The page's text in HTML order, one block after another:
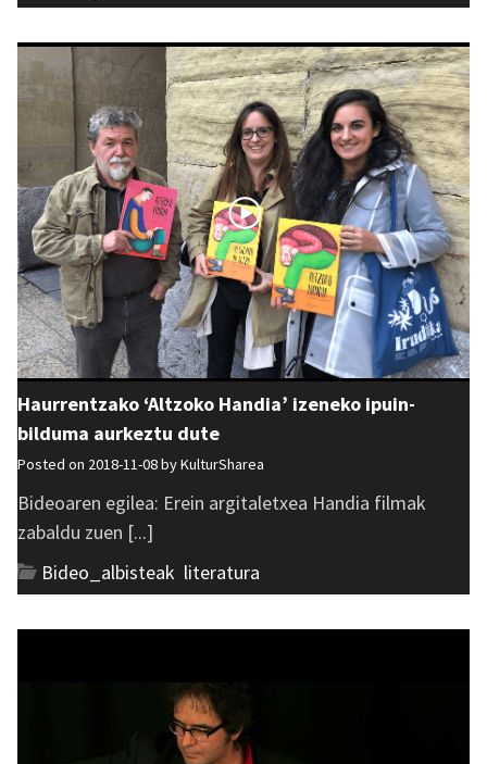
Haurrentzako ‘Altzoko Handia’ izeneko ipuin-
bilduma aurkeztu dute
Posted on 2018-11-08 byKulturSharea
Bideoaren egilea: Erein argitaletxea Handia filmak
zabaldu zuen [...]
Bideo_albisteak literatura